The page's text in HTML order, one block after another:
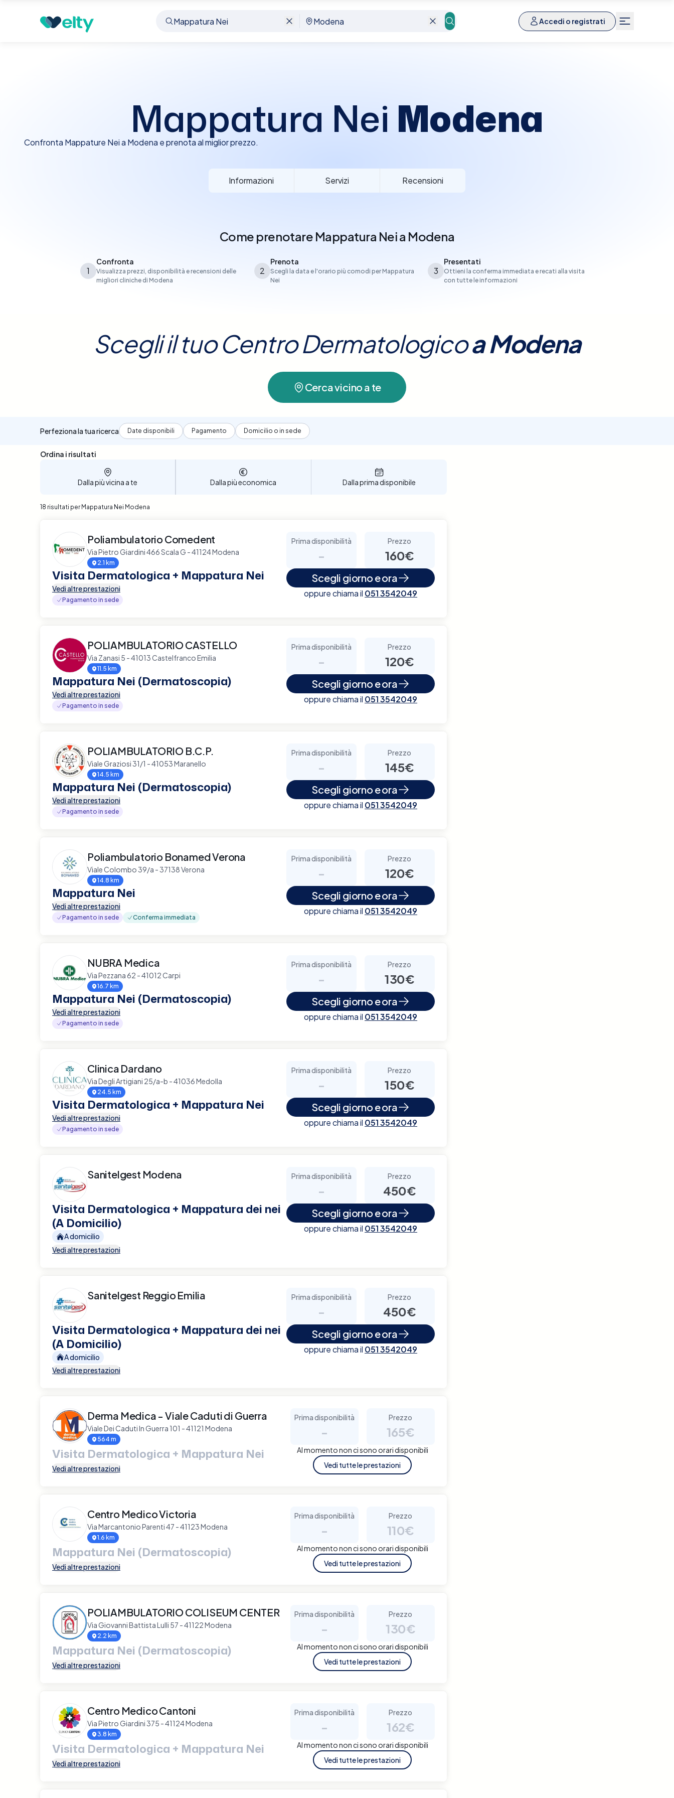
Accedi o registrati
Prenota visita Modena
Mappatura Nei Modena
Confronta Mappature Nei a Modena e prenota al miglior prezzo.
Informazioni Servizi Recensioni
Come prenotare Mappatura Neia Modena
1
Confronta
Visualizza prezzi, disponibilità e recensioni delle
migliori cliniche di Modena
2
Prenota
Scegli la data e l'orario più comodi per Mappatura
Nei
3
Presentati
Ottieni la conferma immediata e recati alla visita
con tutte le informazioni
Scegli il tuo Centro DermatologicoaModena
Cerca vicino a te
Perfeziona la tua ricerca Date disponibili Pagamento Domicilio o in sede
Sono stati trovati 18 risultati
Ordina i risultati
Dalla più vicina a te Dalla più economica Dalla prima disponibile
18 risultati per Mappatura Nei Modena
Poliambulatorio Comedent
Via Pietro Giardini 466 Scala G - 41124 Modena
2.1 km
Visita Dermatologica + Mappatura Nei
Vedi altre prestazioni
Pagamento in sede
Prima disponibilità
-
Prezzo
160€
Scegli giorno e ora
oppure chiama il 051 3542049
POLIAMBULATORIO CASTELLO
Via Zanasi 5 - 41013 Castelfranco Emilia
11.5 km
Mappatura Nei (Dermatoscopia)
Vedi altre prestazioni
Pagamento in sede
Prima disponibilità
-
Prezzo
120€
Scegli giorno e ora
oppure chiama il 051 3542049
POLIAMBULATORIO B.C.P.
Viale Graziosi 31/1 - 41053 Maranello
14.5 km
Mappatura Nei (Dermatoscopia)
Vedi altre prestazioni
Pagamento in sede
Prima disponibilità
-
Prezzo
145€
Scegli giorno e ora
oppure chiama il 051 3542049
Poliambulatorio Bonamed Verona
Viale Colombo 39/a - 37138 Verona
14.8 km
Mappatura Nei
Vedi altre prestazioni
Pagamento in sede Conferma immediata
Prima disponibilità
-
Prezzo
120€
Scegli giorno e ora
oppure chiama il 051 3542049
NUBRA Medica
Via Pezzana 62 - 41012 Carpi
16.7 km
Mappatura Nei (Dermatoscopia)
Vedi altre prestazioni
Pagamento in sede
Prima disponibilità
-
Prezzo
130€
Scegli giorno e ora
oppure chiama il 051 3542049
Clinica Dardano
Via Degli Artigiani 25/a-b - 41036 Medolla
24.5 km
Visita Dermatologica + Mappatura Nei
Vedi altre prestazioni
Pagamento in sede
Prima disponibilità
-
Prezzo
150€
Scegli giorno e ora
oppure chiama il 051 3542049
Sanitelgest Modena
Visita Dermatologica + Mappatura dei nei
(A Domicilio)
A domicilio
Vedi altre prestazioni
Prima disponibilità
-
Prezzo
450€
Scegli giorno e ora
oppure chiama il 051 3542049
Sanitelgest Reggio Emilia
Visita Dermatologica + Mappatura dei nei
(A Domicilio)
A domicilio
Vedi altre prestazioni
Prima disponibilità
-
Prezzo
450€
Scegli giorno e ora
oppure chiama il 051 3542049
Derma Medica - Viale Caduti di Guerra
Viale Dei Caduti In Guerra 101 - 41121 Modena
564 m
Visita Dermatologica + Mappatura Nei
Vedi altre prestazioni
Prima disponibilità
-
Prezzo
165€
Al momento non ci sono orari disponibili
Vedi tutte le prestazioni
Centro Medico Victoria
Via Marcantonio Parenti 47 - 41123 Modena
1.6 km
Mappatura Nei (Dermatoscopia)
Vedi altre prestazioni
Prima disponibilità
-
Prezzo
110€
Al momento non ci sono orari disponibili
Vedi tutte le prestazioni
POLIAMBULATORIO COLISEUM CENTER
Via Giovanni Battista Lulli 57 - 41122 Modena
2.2 km
Mappatura Nei (Dermatoscopia)
Vedi altre prestazioni
Prima disponibilità
-
Prezzo
130€
Al momento non ci sono orari disponibili
Vedi tutte le prestazioni
Centro Medico Cantoni
Via Pietro Giardini 375 - 41124 Modena
3.8 km
Visita Dermatologica + Mappatura Nei
Vedi altre prestazioni
Prima disponibilità
-
Prezzo
162€
Al momento non ci sono orari disponibili
Vedi tutte le prestazioni